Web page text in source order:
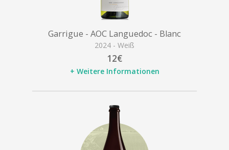
Garrigue - AOC Languedoc - Blanc
2024 - Weiß
12€
+ Weitere Informationen